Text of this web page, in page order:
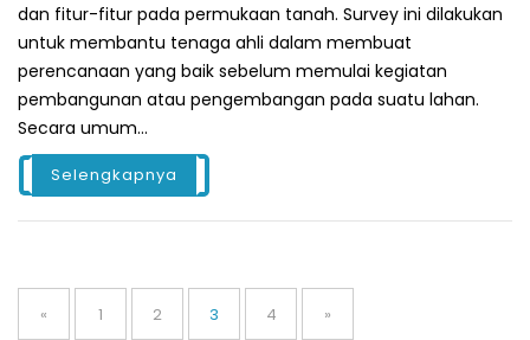
dan fitur-fitur pada permukaan tanah. Survey ini dilakukan
untuk membantu tenaga ahli dalam membuat
perencanaan yang baik sebelum memulai kegiatan
pembangunan atau pengembangan pada suatu lahan.
Secara umum...
Selengkapnya
« 1 2 3 4 »